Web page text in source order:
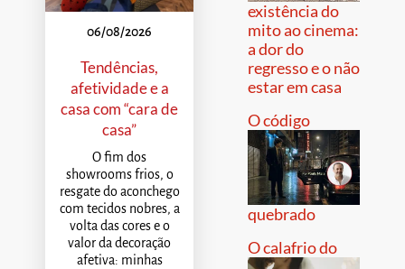
06/08/2026
Tendências,
afetividade e a
casa com “cara de
casa”
O fim dos
showrooms frios, o
resgate do aconchego
com tecidos nobres, a
volta das cores e o
valor da decoração
afetiva: minhas
existência do
mito ao cinema:
a dor do
regresso e o não
estar em casa
O código
quebrado
O calafrio do